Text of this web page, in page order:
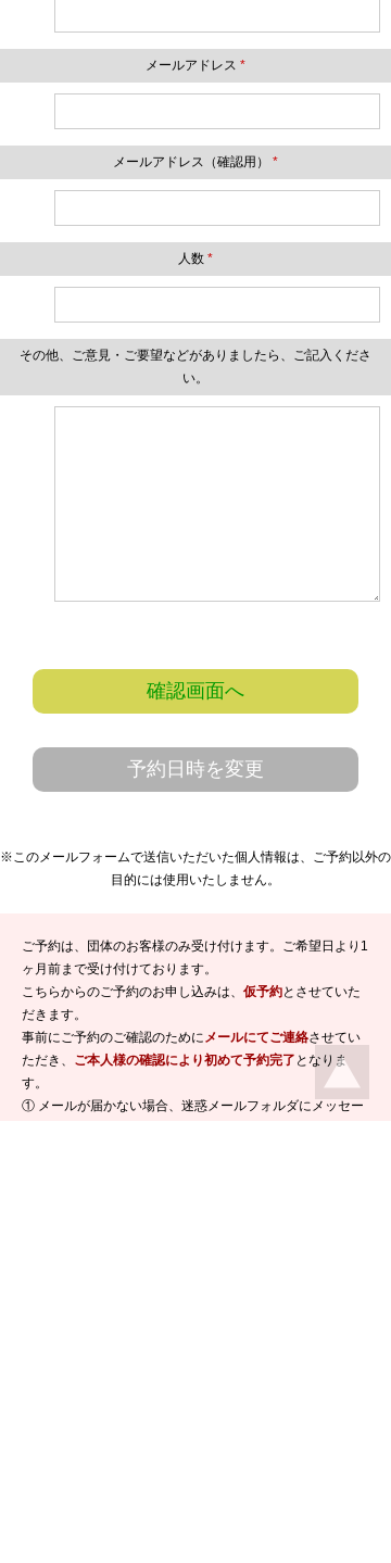
メールアドレス *
メールアドレス（確認用） *
人数 *
その他、ご意見・ご要望などがありましたら、ご記入くださ
い。
確認画面へ
予約日時を変更
※このメールフォームで送信いただいた個人情報は、ご予約以外の
目的には使用いたしません。
ご予約は、団体のお客様のみ受け付けます。ご希望日より1
ヶ月前まで受け付けております。
こちらからのご予約のお申し込みは、 仮予約とさせていた
だきます。
事前にご予約のご確認のためにメールにてご連絡させてい
ただき、 ご本人様の確認により初めて予約完了 となりま
す。
① メールが届かない場合、迷惑メールフォルダにメッセー